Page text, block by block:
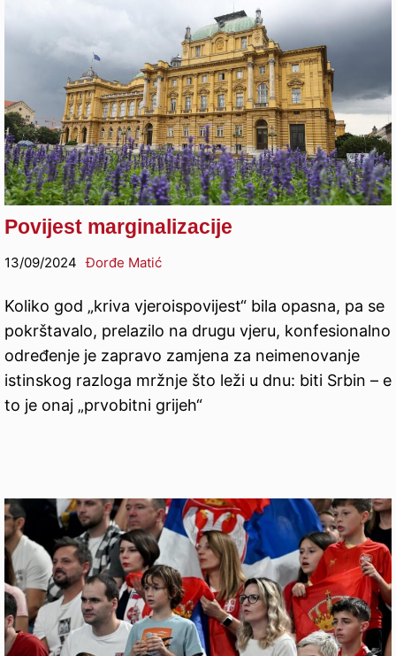
Povijest marginalizacije
13/09/2024 Đorđe Matić
Koliko god „kriva vjeroispovijest“ bila opasna, pa se
pokrštavalo, prelazilo na drugu vjeru, konfesionalno
određenje je zapravo zamjena za neimenovanje
istinskog razloga mržnje što leži u dnu: biti Srbin – e
to je onaj „prvobitni grijeh“